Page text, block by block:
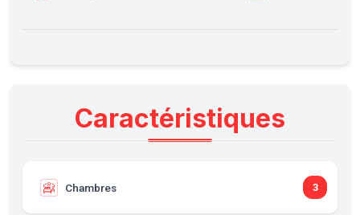
Caractéristiques
Chambres 3